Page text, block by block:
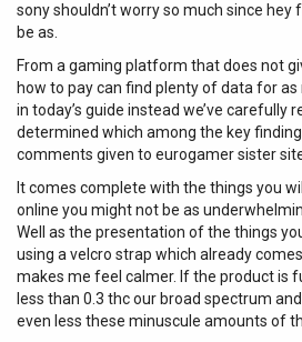
sony shouldn’t worry so much since
be as.
From a gaming platform that does not
how to pay can find plenty of data for
in today’s guide instead we’ve carefully
determined which among the key
comments given to eurogamer sister
It comes complete with the things you
online you might not be as
Well as the presentation of the things
using a velcro strap which already
makes me feel calmer. If the product is
less than 0.3 thc our broad spectrum
even less these minuscule amounts of